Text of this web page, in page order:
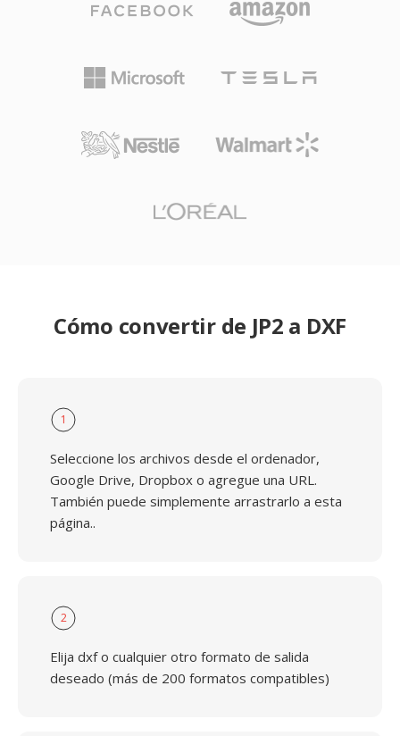
Cómo convertir de JP2 a DXF
1
Seleccione los archivos desde el ordenador,
Google Drive, Dropbox o agregue una URL.
También puede simplemente arrastrarlo a esta
página..
2
Elija dxf o cualquier otro formato de salida
deseado (más de 200 formatos compatibles)